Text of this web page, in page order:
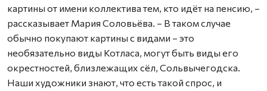
картины от имени коллектива тем, кто идёт на пенсию, –
рассказывает Мария Соловьёва. – В таком случае
обычно покупают картины с видами – это
необязательно виды Котласа, могут быть виды его
окрестностей, близлежащих сёл, Сольвычегодска.
Наши художники знают, что есть такой спрос, и